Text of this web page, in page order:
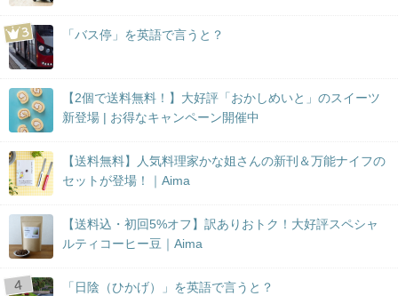
「バス停」を英語で言うと？
【2個で送料無料！】大好評「おかしめいと」のスイーツ
新登場 | お得なキャンペーン開催中
【送料無料】人気料理家かな姐さんの新刊＆万能ナイフの
セットが登場！｜Aima
【送料込・初回5%オフ】訳ありおトク！大好評スペシャ
ルティコーヒー豆｜Aima
「日陰（ひかげ）」を英語で言うと？